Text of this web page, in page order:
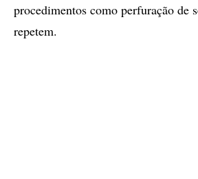
procedimentos como perfuração de
repetem.